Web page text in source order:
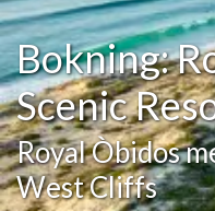
Bokning:
Scenic
Royal Òbidos
West Cliffs